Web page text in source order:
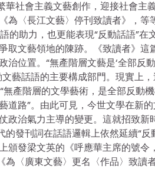
社會主義文藝創作，迎接社會主
〈長江文藝〉停刊致讀者》，等
的助力，也更能表現“反動話語”在
取文藝領地的陳跡。《致讀者》這
位置。“無產階層文藝是‘全部反
藝話語的主要構成部門。現實上
產階層的文學藝術，是全部反動
道路”。由此可見，今世文學在新
政治氣力主導的變更。這就招致新
發刊詞在話語邏輯上依然延續“反
頒發梁文英的《呼應華主席的號令
〈廣東文藝〉更名〈作品〉致讀